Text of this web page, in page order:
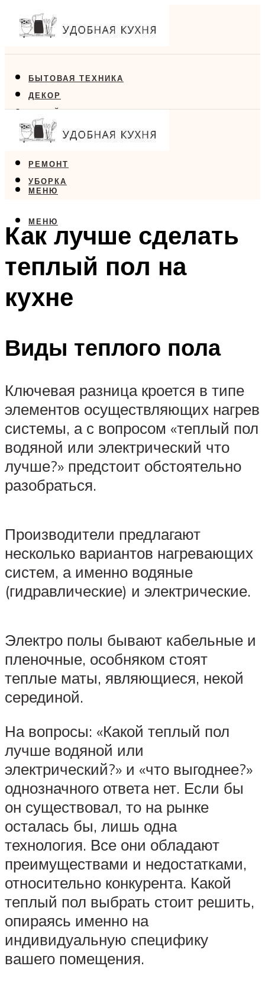
БЫТОВАЯ ТЕХНИКА
ДЕКОР
ДИЗАЙН
ЕДА
РЕМОНТ
УБОРКА
МЕНЮ
МЕНЮ
Как лучше сделать
теплый пол на
кухне
Виды теплого пола
Ключевая разница кроется в типе
элементов осуществляющих нагрев
системы, а с вопросом «теплый пол
водяной или электрический что
лучше?» предстоит обстоятельно
разобраться.
Производители предлагают
несколько вариантов нагревающих
систем, а именно водяные
(гидравлические) и электрические.
Электро полы бывают кабельные и
пленочные, особняком стоят
теплые маты, являющиеся, некой
серединой.
На вопросы: «Какой теплый пол
лучше водяной или
электрический?» и «что выгоднее?»
однозначного ответа нет. Если бы
он существовал, то на рынке
осталась бы, лишь одна
технология. Все они обладают
преимуществами и недостатками,
относительно конкурента. Какой
теплый пол выбрать стоит решить,
опираясь именно на
индивидуальную специфику
вашего помещения.